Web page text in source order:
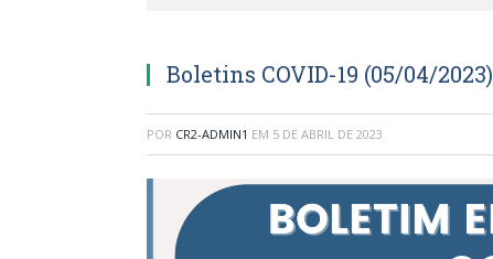
Boletins COVID-19 (05/04/2023)
POR CR2-ADMIN1 EM 5 DE ABRIL DE 2023